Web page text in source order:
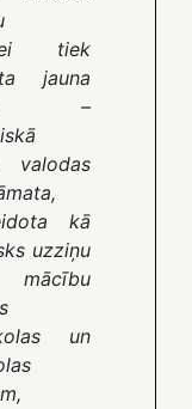
tiek
jauna
–
valodas
kā
uzziņu
un